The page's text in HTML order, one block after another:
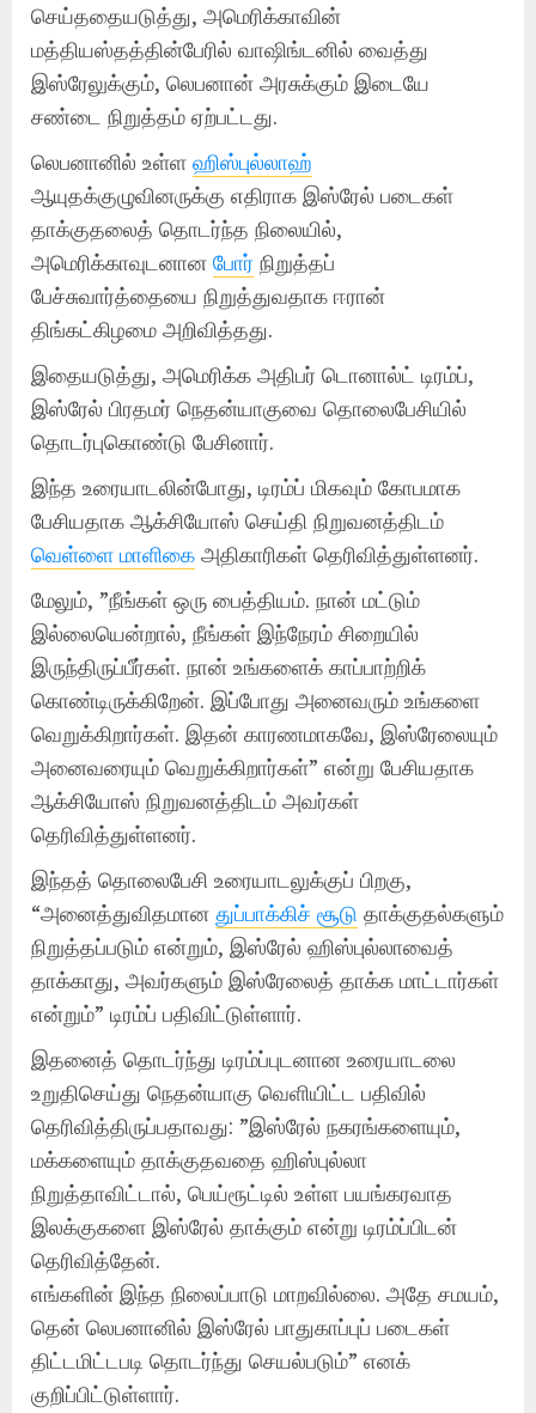
செய்ததையடுத்து, அமெரிக்காவின்
மத்தியஸ்தத்தின்பேரில் வாஷிங்டனில் வைத்து
இஸ்ரேலுக்கும், லெபனான் அரசுக்கும் இடையே
சண்டை நிறுத்தம் ஏற்பட்டது.
லெபனானில் உள்ள ஹிஸ்புல்லாஹ்
ஆயுதக்குழுவினருக்கு எதிராக இஸ்ரேல் படைகள்
தாக்குதலைத் தொடர்ந்த நிலையில்,
அமெரிக்காவுடனான போர் நிறுத்தப்
பேச்சுவார்த்தையை நிறுத்துவதாக ஈரான்
திங்கட்கிழமை அறிவித்தது.
இதையடுத்து, அமெரிக்க அதிபர் டொனால்ட் டிரம்ப்,
இஸ்ரேல் பிரதமர் நெதன்யாகுவை தொலைபேசியில்
தொடர்புகொண்டு பேசினார்.
இந்த உரையாடலின்போது, டிரம்ப் மிகவும் கோபமாக
பேசியதாக ஆக்சியோஸ் செய்தி நிறுவனத்திடம்
வெள்ளை மாளிகை அதிகாரிகள் தெரிவித்துள்ளனர்.
மேலும், ”நீங்கள் ஒரு பைத்தியம். நான் மட்டும்
இல்லையென்றால், நீங்கள் இந்நேரம் சிறையில்
இருந்திருப்பீர்கள். நான் உங்களைக் காப்பாற்றிக்
கொண்டிருக்கிறேன். இப்போது அனைவரும் உங்களை
வெறுக்கிறார்கள். இதன் காரணமாகவே, இஸ்ரேலையும்
அனைவரையும் வெறுக்கிறார்கள்” என்று பேசியதாக
ஆக்சியோஸ் நிறுவனத்திடம் அவர்கள்
தெரிவித்துள்ளனர்.
இந்தத் தொலைபேசி உரையாடலுக்குப் பிறகு,
“அனைத்துவிதமான துப்பாக்கிச் சூடு தாக்குதல்களும்
நிறுத்தப்படும் என்றும், இஸ்ரேல் ஹிஸ்புல்லாவைத்
தாக்காது, அவர்களும் இஸ்ரேலைத் தாக்க மாட்டார்கள்
என்றும்” டிரம்ப் பதிவிட்டுள்ளார்.
இதனைத் தொடர்ந்து டிரம்ப்புடனான உரையாடலை
உறுதிசெய்து நெதன்யாகு வெளியிட்ட பதிவில்
தெரிவித்திருப்பதாவது: ”இஸ்ரேல் நகரங்களையும்,
மக்களையும் தாக்குதவதை ஹிஸ்புல்லா
நிறுத்தாவிட்டால், பெய்ரூட்டில் உள்ள பயங்கரவாத
இலக்குகளை இஸ்ரேல் தாக்கும் என்று டிரம்ப்பிடன்
தெரிவித்தேன்.
எங்களின் இந்த நிலைப்பாடு மாறவில்லை. அதே சமயம்,
தென் லெபனானில் இஸ்ரேல் பாதுகாப்புப் படைகள்
திட்டமிட்டபடி தொடர்ந்து செயல்படும்” எனக்
குறிப்பிட்டுள்ளார்.